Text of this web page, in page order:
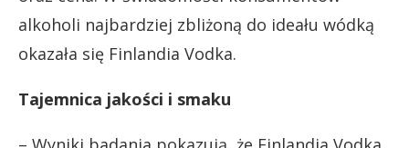
alkoholi najbardziej zbliżoną do ideału wódką
okazała się Finlandia Vodka.
Tajemnica jakości i smaku